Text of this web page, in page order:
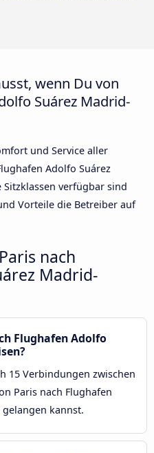
wenn Du von
Suárez Madrid-
und Service aller
Adolfo Suárez
Sitzklassen verfügbar sind
Vorteile die Betreiber auf
nach
Madrid-
Flughafen Adolfo
15 Verbindungen zwischen
Paris nach Flughafen
kannst.